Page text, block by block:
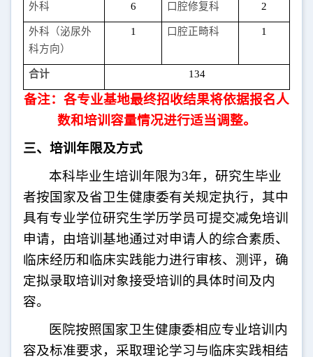
外科 6 口腔修复科 2
外科（泌尿外
科方向）
1 口腔正畸科 1
合计 134
备注：各专业基地最终招收结果将依据报名人
数和培训容量情况进行适当调整。
三、培训年限及方式
本科毕业生培训年限为3年，研究生毕业
者按国家及省卫生健康委有关规定执行，其中
具有专业学位研究生学历学员可提交减免培训
申请，由培训基地通过对申请人的综合素质、
临床经历和临床实践能力进行审核、测评，确
定拟录取培训对象接受培训的具体时间及内
容。
医院按照国家卫生健康委相应专业培训内
容及标准要求，采取理论学习与临床实践相结